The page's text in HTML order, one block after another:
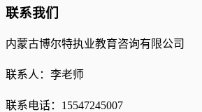
联系我们
内蒙古博尔特执业教育咨询有限公司
联系人：李老师
联系电话：15547245007